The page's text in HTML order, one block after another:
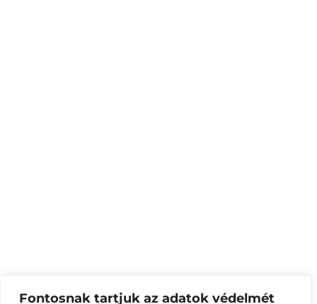
Fontosnak tartjuk az adatok védelmét